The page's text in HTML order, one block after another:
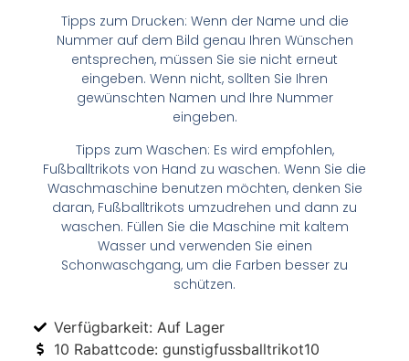
Tipps zum Drucken: Wenn der Name und die
Nummer auf dem Bild genau Ihren Wünschen
entsprechen, müssen Sie sie nicht erneut
eingeben. Wenn nicht, sollten Sie Ihren
gewünschten Namen und Ihre Nummer
eingeben.
Tipps zum Waschen: Es wird empfohlen,
Fußballtrikots von Hand zu waschen. Wenn Sie die
Waschmaschine benutzen möchten, denken Sie
daran, Fußballtrikots umzudrehen und dann zu
waschen. Füllen Sie die Maschine mit kaltem
Wasser und verwenden Sie einen
Schonwaschgang, um die Farben besser zu
schützen.
Verfügbarkeit: Auf Lager
10 Rabattcode: gunstigfussballtrikot10